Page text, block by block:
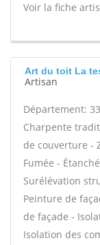
Voir la fiche
Art du toit La
Artisan
Département: 33
Charpente
de couverture -
Fumée -
Surélévation
Peinture de
de façade -
Isolation des